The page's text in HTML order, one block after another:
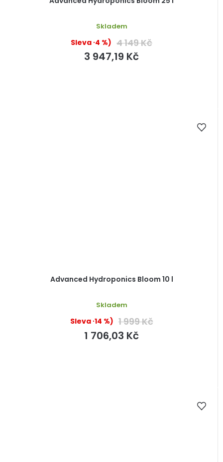
Skladem
(–4 %) 4 149 Kč
3 947,19 Kč
Advanced Hydroponics Bloom 10 l
Skladem
(–14 %) 1 999 Kč
1 706,03 Kč